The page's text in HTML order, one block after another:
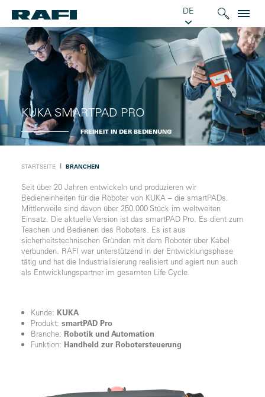
DE
KUKA SMARTPAD PRO
FREIHEIT IN DER BEDIENUNG
STARTSEITE Ι BRANCHEN
Seit über 20 Jahren entwickeln und produzieren wir
Bedieneinheiten für die Roboter von KUKA – die smartPADs.
Mittlerweile sind davon über 250.000 Stück im weltweiten
Einsatz. Die aktuelle Version ist das smartPAD Pro. Es dient zum
Teachen und Bedienen des Roboters. Es ist aus
sicherheitstechnischen Gründen mit dem Roboter über Kabel
verbunden. RAFI war unterstützend in der Entwicklungsphase
tätig und hat die Industrialisierung realisiert und agiert nun auch
als Entwicklungspartner im gesamten Life Cycle.
Kunde: KUKA
Produkt: smartPAD Pro
Branche: Robotik und Automation
Funktion: Handheld zur Robotersteuerung